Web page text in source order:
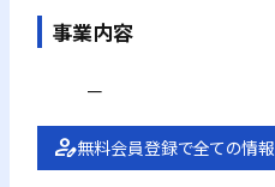
事業内容
－
無料会員登録で全ての情